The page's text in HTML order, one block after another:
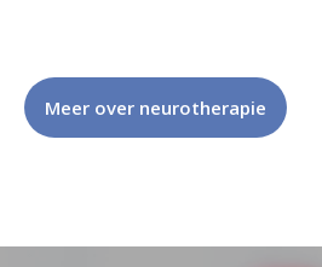
Meer over neurotherapie